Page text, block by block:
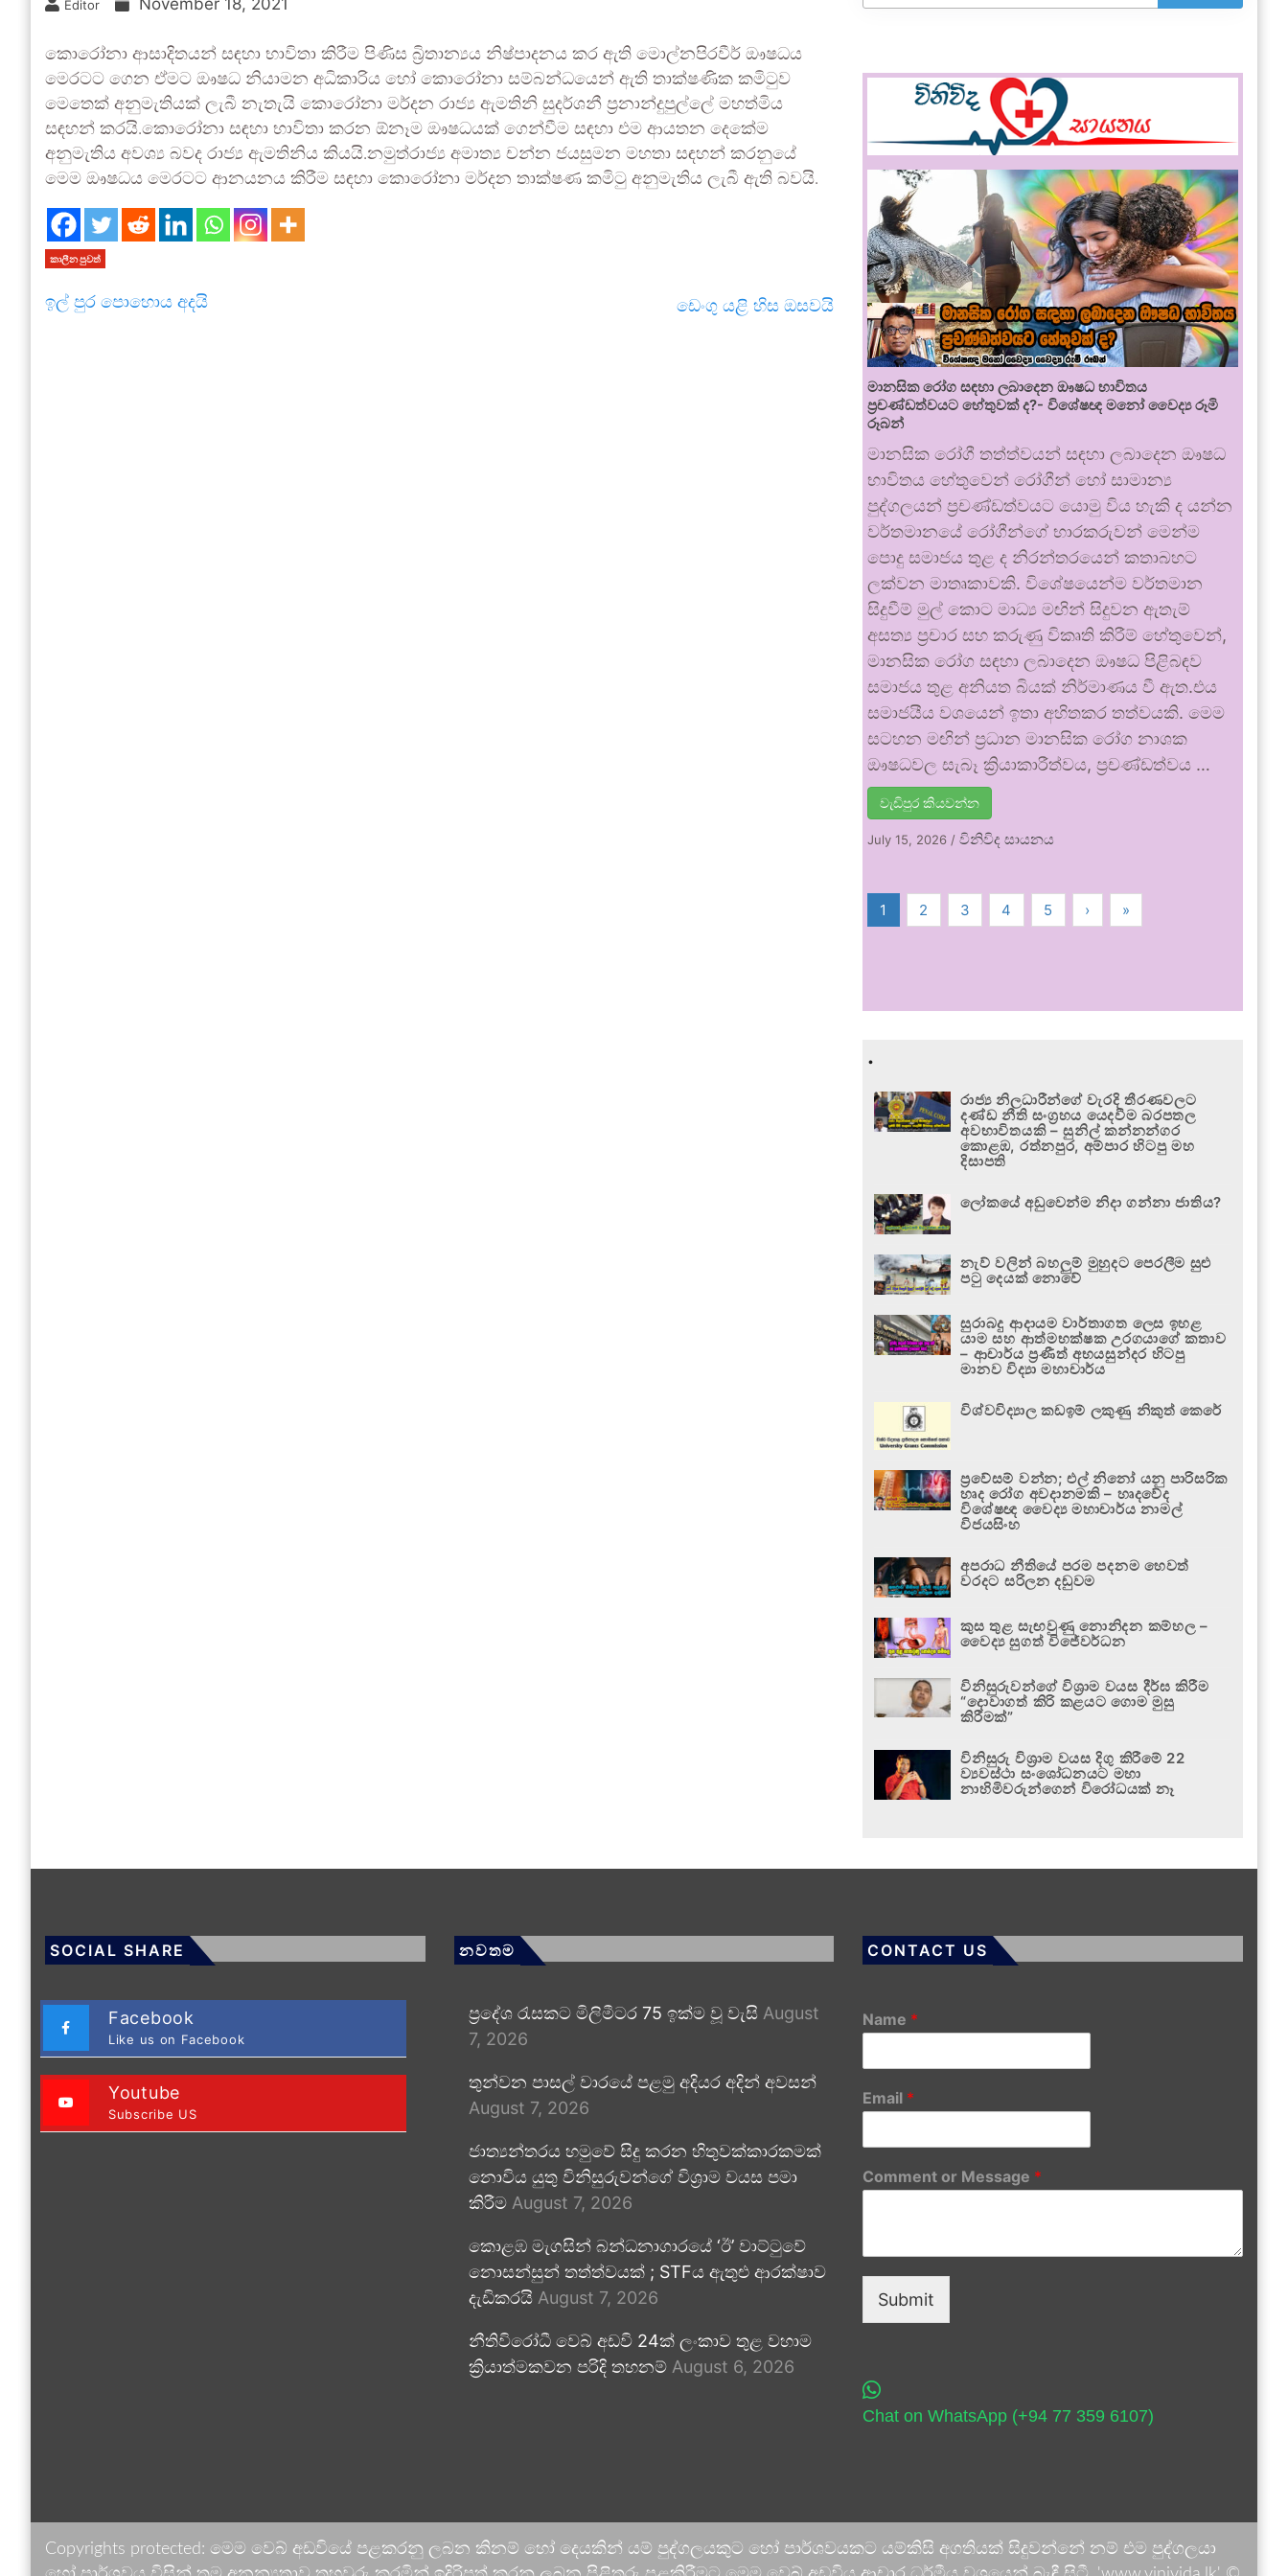
Editor November 18, 2021
කොරෝනා ආසාදිතයන් සඳහා භාවිතා කිරීම පිණිස බ්‍රිතාන්‍යය නිෂ්පාදනය කර ඇති මොල්නපිරවීර් ඖෂධය
මෙරටට ගෙන ඒමට ඖෂධ නියාමන අධිකාරිය හෝ කොරෝනා සම්බන්ධයෙන් ඇති තාක්ෂණික කමිටුව
මෙතෙක් අනුමැතියක් ලැබී නැතැයි කොරෝනා මර්දන රාජ්‍ය ඇමතිනි සුදර්ශනී ප්‍රනාන්දුපුල්ලේ මහත්මිය
සඳහන් කරයි.කොරෝනා සඳහා භාවිතා කරන ඕනෑම ඖෂධයක් ගෙන්වීම සඳහා එම ආයතන දෙකේම
අනුමැතිය අවශ්‍ය බවද රාජ්‍ය ඇමතිනිය කියයි.නමුත්රාජ්‍ය අමාත්‍ය චන්න ජයසුමන මහතා සඳහන් කරනුයේ
මෙම ඖෂධය මෙරටට ආනයනය කිරීම සඳහා කොරෝනා මර්දන තාක්ෂණ කමිටු අනුමැතිය ලැබී ඇති බවයි.
කාලීන පුවත්
ඉල් පුර පොහොය අදයි ඩෙංගු යළි හිස ඔසවයි
මානසික රෝග සඳහා ලබාදෙන ඖෂධ භාවිතය
ප්‍රචණ්ඩත්වයට හේතුවක් ද?- විශේෂඥ මනෝ වෛද්‍ය රූමි
රූබන්
මානසික රෝගී තත්ත්වයන් සඳහා ලබාදෙන ඖෂධ
භාවිතය හේතුවෙන් රෝගීන් හෝ සාමාන්‍ය
පුද්ගලයන් ප්‍රචණ්ඩත්වයට යොමු විය හැකි ද යන්න
වර්තමානයේ රෝගීන්ගේ භාරකරුවන් මෙන්ම
පොදු සමාජය තුළ ද නිරන්තරයෙන් කතාබහට
ලක්වන මාතෘකාවකි. විශේෂයෙන්ම වර්තමාන
සිදුවීම් මුල් කොට මාධ්‍ය මඟින් සිදුවන ඇතැම්
අසත්‍ය ප්‍රචාර සහ කරුණු විකෘති කිරීම් හේතුවෙන්,
මානසික රෝග සඳහා ලබාදෙන ඖෂධ පිළිබඳව
සමාජය තුළ අනියත බියක් නිර්මාණය වී ඇත.එය
සමාජයීය වශයෙන් ඉතා අහිතකර තත්වයකි. මෙම
සටහන මඟින් ප්‍රධාන මානසික රෝග නාශක
ඖෂධවල සැබෑ ක්‍රියාකාරීත්වය, ප්‍රචණ්ඩත්වය …
වැඩිපුර කියවන්න
July 15, 2026 /විනිවිද සායනය
1 2 3 4 5 › »
.
රාජ්‍ය නිලධාරීන්ගේ වැරදි තීරණවලට
දණ්ඩ නීති සංග්‍රහය යෙදවීම බරපතල
අවභාවිතයකි – සුනිල් කන්නන්ගර
කොළඹ, රත්නපුර, අම්පාර හිටපු මහ
දිසාපති
ලෝකයේ අඩුවෙන්ම නිදා ගන්නා ජාතිය?
නැව් වලින් බහලුම් මුහුදට පෙරලීම සුළු
පටු දෙයක් නොවේ
සුරාබදු ආදායම වාර්තාගත ලෙස ඉහළ
යාම සහ ආත්මභක්ෂක උරගයාගේ කතාව
– ආචාර්ය ප්‍රණීත් අභයසුන්දර හිටපු
මානව විද්‍යා මහාචාර්ය
විශ්වවිද්‍යාල කඩඉම් ලකුණු නිකුත් කෙරේ
ප්‍රවේසම් වන්න; එල් නිනෝ යනු පාරිසරික
හෘද රෝග අවදානමකි – හෘදවේද
විශේෂඥ වෛද්‍ය මහාචාර්ය නාමල්
විජයසිංහ
අපරාධ නීතියේ පරම පදනම හෙවත්
වරදට සරිලන දඬුවම
කුස තුළ සැඟවුණු නොනිදන කම්හල –
වෛද්‍ය සුගත් විජේවර්ධන
විනිසුරුවන්ගේ විශ්‍රාම වයස දීර්ඝ කිරීම
“දොවාගත් කිරි කළයට ගොම මුසු
කිරීමක්”
විනිසුරු විශ්‍රාම වයස දිගු කිරීමේ 22
ව්‍යවස්ථා සංශෝධනයට මහා
නාහිමිවරුන්ගෙන් විරෝධයක් නෑ
SOCIAL SHARE
Facebook
Like us on Facebook
Youtube
Subscribe US
නවතම
ප්‍රදේශ රැසකට මිලිමීටර 75 ඉක්ම වූ වැසි August
7, 2026
තුන්වන පාසල් වාරයේ පළමු අදියර අදින් අවසන්
August 7, 2026
ජාත්‍යන්තරය හමුවේ සිදු කරන හිතුවක්කාරකමක්
නොවිය යුතු විනිසුරුවන්ගේ විශ්‍රාම වයස පමා
කිරීම August 7, 2026
කොළඹ මැගසින් බන්ධනාගාරයේ ‘ඊ’ වාට්ටුවේ
නොසන්සුන් තත්ත්වයක් ; STFය ඇතුළු ආරක්ෂාව
දැඩිකරයි August 7, 2026
නීතිවිරෝධී වෙබ් අඩවි 24ක් ලංකාව තුළ වහාම
ක්‍රියාත්මකවන පරිදි තහනම් August 6, 2026
CONTACT US
Name *
Email *
Comment or Message *
Submit
Chat on WhatsApp (+94 77 359 6107)
Copyrights protected: මෙම වෙබ් අඩවියේ පළකරනු ලබන කිනම් හෝ දෙයකින් යම් පුද්ගලයකුට හෝ පාර්ශවයකට යම්කිසි අගතියක් සිදුවන්නේ නම් එම පුද්ගලයා